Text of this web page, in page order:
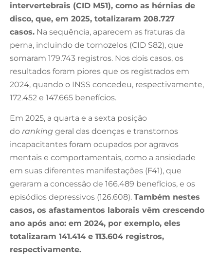
intervertebrais (CID M51), como as hérnias de
disco, que, em 2025, totalizaram 208.727
casos. Na sequência, aparecem as fraturas da
perna, incluindo de tornozelos (CID S82), que
somaram 179.743 registros. Nos dois casos, os
resultados foram piores que os registrados em
2024, quando o INSS concedeu, respectivamente,
172.452 e 147.665 benefícios.
Em 2025, a quarta e a sexta posição
do ranking geral das doenças e transtornos
incapacitantes foram ocupados por agravos
mentais e comportamentais, como a ansiedade
em suas diferentes manifestações (F41), que
geraram a concessão de 166.489 benefícios, e os
episódios depressivos (126.608). Também nestes
casos, os afastamentos laborais vêm crescendo
ano após ano: em 2024, por exemplo, eles
totalizaram 141.414 e 113.604 registros,
respectivamente.